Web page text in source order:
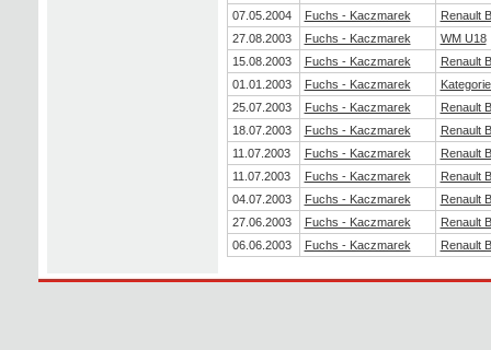
07.05.2004
Fuchs - Kaczmarek
Renault
27.08.2003
Fuchs - Kaczmarek
WM U18
15.08.2003
Fuchs - Kaczmarek
Renault
01.01.2003
Fuchs - Kaczmarek
25.07.2003
Fuchs - Kaczmarek
Renault
18.07.2003
Fuchs - Kaczmarek
Renault
11.07.2003
Fuchs - Kaczmarek
Renault
11.07.2003
Fuchs - Kaczmarek
Renault
04.07.2003
Fuchs - Kaczmarek
Renault
27.06.2003
Fuchs - Kaczmarek
Renault
06.06.2003
Fuchs - Kaczmarek Renault